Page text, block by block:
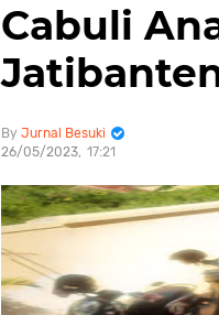
Cabuli
Jurnal Besuki
26/05/2023 17:21